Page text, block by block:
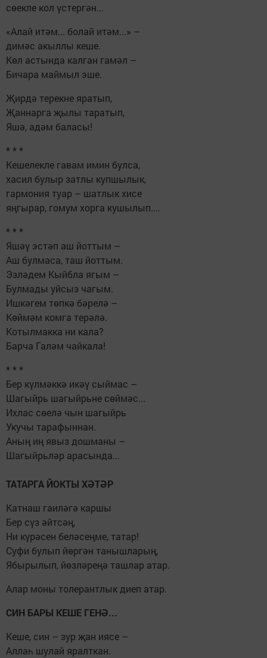
сөекле кол үстергән...
«Алай итәм... болай итәм...» –
димәс акыллы кеше.
Көл астында калган гамәл –
Бичара маймыл эше.
Җирдә терекне яратып,
Җаннарга җылы таратып,
Яшә, адәм баласы!
* * *
Кешелекле гавам имин булса,
хасил булыр затлы купшылык,
гармония туар – шатлык хисе
яңгырар, гомум хорга кушылып....
* * *
Яшәү эстәп аш йоттым –
Аш булмаса, таш йоттым.
Эзләдем Кыйбла ягым –
Булмады уйсыз чагым.
Ишкәгем төпкә бәрелә –
Көймәм комга терәлә.
Котылмакка ни кала?
Барча Галәм чайкала!
* * *
Бер күлмәккә икәү сыймас –
Шагыйрь шагыйрьне сөймәс...
Ихлас сөелә чын шагыйрь
Укучы тарафыннан.
Аның иң явыз дошманы –
Шагыйрьләр арасында...
ТАТАРГА ЙОКТЫ ХӘТӘР
Катнаш гаиләгә каршы
Бер сүз әйтсәң,
Ни күрәсен беләсеңме, татар!
Суфи булып йөргән танышларың,
Ябырылып, йөзләреңә ташлар атар.
Алар моны толерантлык диеп атар.
СИН БАРЫ КЕШЕ ГЕНӘ...
Кеше, син – зур җан иясе –
Аллаһ шулай яралткан.